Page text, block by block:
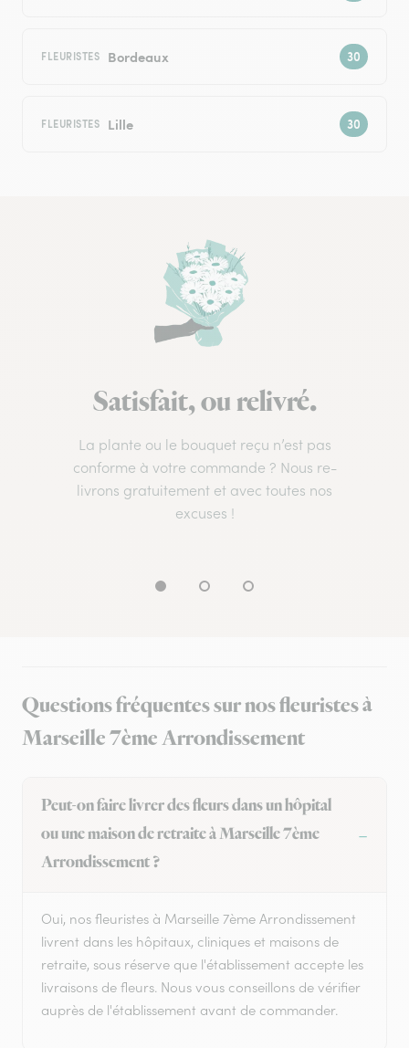
FLEURISTES Bordeaux
FLEURISTES Lille
Satisfait, ou relivré.
La plante ou le bouquet reçu n’est pas
conforme à votre commande ? Nous re-
livrons gratuitement et avec toutes nos
excuses !
Questions fréquentes sur nos fleuristes à
Marseille 7ème Arrondissement
Peut-on faire livrer des fleurs dans un hôpital
ou une maison de retraite à Marseille 7ème
Arrondissement ?
Oui, nos fleuristes à Marseille 7ème Arrondissement
livrent dans les hôpitaux, cliniques et maisons de
retraite, sous réserve que l'établissement accepte les
livraisons de fleurs. Nous vous conseillons de vérifier
auprès de l'établissement avant de commander.